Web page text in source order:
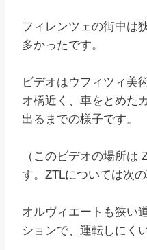
フィレンツェの街中は
多かったです。
ビデオはウフィツィ美
オ橋近く、車をとめた
出るまでの様子です。
（このビデオの場所は
す。ZTLについては次
オルヴィエートも狭い
ションで、運転しにく